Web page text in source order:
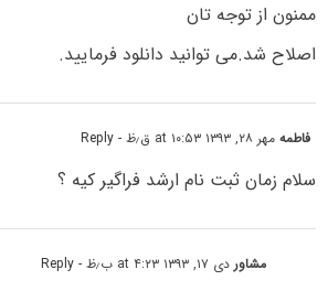
ممنون از توجه تان
اصلاح شد.می توانید دانلود فرمایید.
ﻓﺎﻃﻤﻪمهر ۲۸, ۱۳۹۳ at ۱۰:۵۳ ق٫ظ - Reply
ﺳﻼﻡ ﺯﻣﺎﻥ ﺛﺒﺖ ﻧﺎﻡ ﺍﺭﺷﺪ ﻓﺮﺍﮔﯿﺮ ﮐﯿﻪ ؟
مشاوردی ۱۷, ۱۳۹۳ at ۴:۲۳ ب٫ظ - Reply